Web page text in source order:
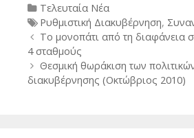
Categories
Τελευταία Νέα
Tags
Ρυθμιστική Διακυβέρνηση,
Post
navigation
Το μονοπάτι από τη διαφάνεια
4 σταθμούς
Θεσμική θωράκιση των
διακυβέρνησης (Οκτώβριος 2010)